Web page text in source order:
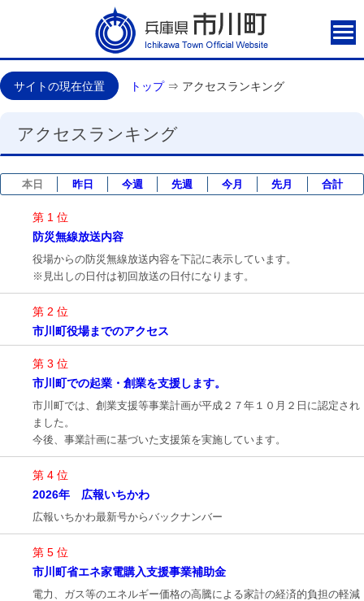
サイトの現在位置 トップ⇒ アクセスランキング
アクセスランキング
本日 昨日 今週 先週 今月 先月 合計
第 1 位
防災無線放送内容
役場からの防災無線放送内容を下記に表示しています。
※見出しの日付は初回放送の日付になります。
第 2 位
市川町役場までのアクセス
第 3 位
市川町での起業・創業を支援します。
市川町では、創業支援等事業計画が平成２７年１０月２日に認定され
ました。
今後、事業計画に基づいた支援策を実施しています。
第 4 位
2026年 広報いちかわ
広報いちかわ最新号からバックナンバー
第 5 位
市川町省エネ家電購入支援事業補助金
電力、ガス等のエネルギー価格の高騰による家計の経済的負担の軽減